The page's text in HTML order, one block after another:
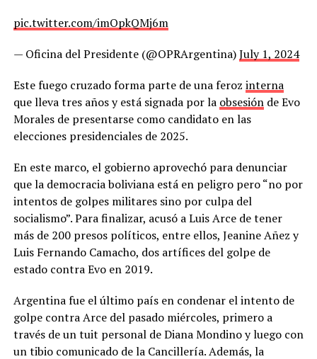
pic.twitter.com/imOpkQMj6m
— Oficina del Presidente (@OPRArgentina)July 1, 2024
Este fuego cruzado forma parte de una feroz interna
que lleva tres años y está signada por la obsesiónde Evo
Morales de presentarse como candidato en las
elecciones presidenciales de 2025.
En este marco, el gobierno aprovechó para denunciar
que la democracia boliviana está en peligro pero “no por
intentos de golpes militares sino por culpa del
socialismo”. Para finalizar, acusó a Luis Arce de tener
más de 200 presos políticos, entre ellos, Jeanine Añez y
Luis Fernando Camacho, dos artífices del golpe de
estado contra Evo en 2019.
Argentina fue el último país en condenar el intento de
golpe contra Arce del pasado miércoles, primero a
través de un tuit personal de Diana Mondino y luego con
un tibio comunicado de la Cancillería. Además, la